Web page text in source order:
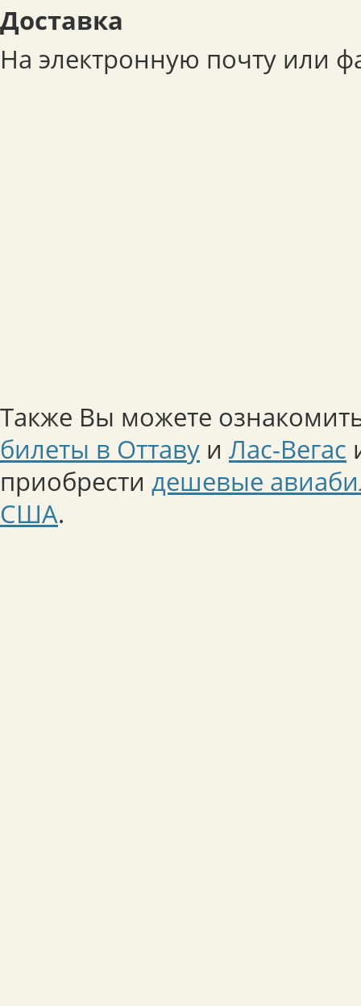
Доставка
На электронную почту или
Также Вы можете
билеты в Оттаву и Лас-Вегас
приобрести дешевые
США.